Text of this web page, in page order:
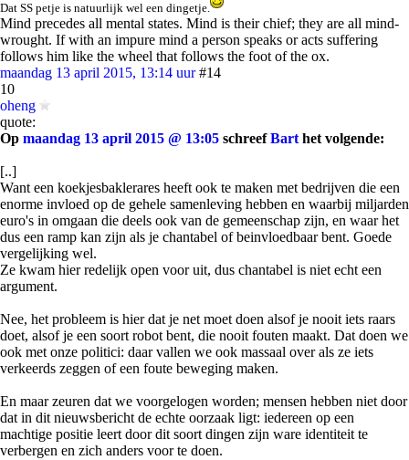
Dat SS petje is natuurlijk wel een dingetje.
Mind precedes all mental states. Mind is their chief; they are all mind-
wrought. If with an impure mind a person speaks or acts suffering
follows him like the wheel that follows the foot of the ox.
maandag 13 april 2015, 13:14 uur #14
10
oheng
quote:
Op maandag 13 april 2015 @ 13:05 schreefBart het volgende:
[..]
Want een koekjesbaklerares heeft ook te maken met bedrijven die een
enorme invloed op de gehele samenleving hebben en waarbij miljarden
euro's in omgaan die deels ook van de gemeenschap zijn, en waar het
dus een ramp kan zijn als je chantabel of beinvloedbaar bent. Goede
vergelijking wel.
Ze kwam hier redelijk open voor uit, dus chantabel is niet echt een
argument.
Nee, het probleem is hier dat je net moet doen alsof je nooit iets raars
doet, alsof je een soort robot bent, die nooit fouten maakt. Dat doen we
ook met onze politici: daar vallen we ook massaal over als ze iets
verkeerds zeggen of een foute beweging maken.
En maar zeuren dat we voorgelogen worden; mensen hebben niet door
dat in dit nieuwsbericht de echte oorzaak ligt: iedereen op een
machtige positie leert door dit soort dingen zijn ware identiteit te
verbergen en zich anders voor te doen.